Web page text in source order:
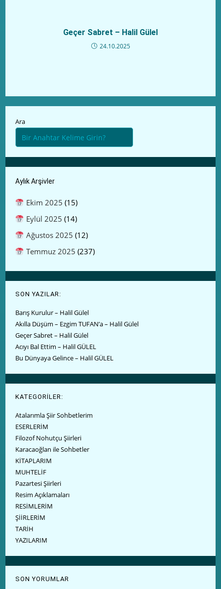
Geçer Sabret – Halil Gülel
24.10.2025
Ara
Aylık Arşivler
Ekim 2025 (15)
Eylül 2025 (14)
Ağustos 2025 (12)
Temmuz 2025 (237)
SON YAZILAR:
Barış Kurulur – Halil Gülel
Akılla Düşüm – Ezgim TUFAN’a – Halil Gülel
Geçer Sabret – Halil Gülel
Acıyı Bal Ettim – Halil GÜLEL
Bu Dünyaya Gelince – Halil GÜLEL
KATEGORİLER:
Atalarımla Şiir Sohbetlerim
ESERLERİM
Filozof Nohutçu Şiirleri
Karacaoğlan ile Sohbetler
KİTAPLARIM
MUHTELİF
Pazartesi Şiirleri
Resim Açıklamaları
RESİMLERİM
ŞİİRLERİM
TARİH
YAZILARIM
SON YORUMLAR